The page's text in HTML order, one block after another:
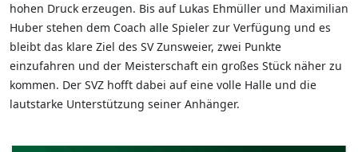
hohen Druck erzeugen. Bis auf Lukas Ehmüller und Maximilian
Huber stehen dem Coach alle Spieler zur Verfügung und es
bleibt das klare Ziel des SV Zunsweier, zwei Punkte
einzufahren und der Meisterschaft ein großes Stück näher zu
kommen. Der SVZ hofft dabei auf eine volle Halle und die
lautstarke Unterstützung seiner Anhänger.